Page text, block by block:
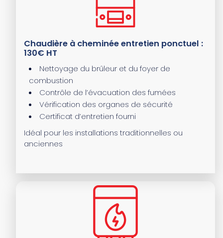
Chaudière à cheminée entretien ponctuel :
130€ HT
Nettoyage du brûleur et du foyer de
combustion
Contrôle de l’évacuation des fumées
Vérification des organes de sécurité
Certificat d’entretien fourni
Idéal pour les installations traditionnelles ou
anciennes